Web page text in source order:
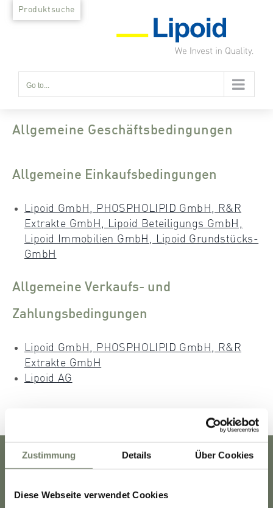
Zustimmung Details Über Cookies
Diese Webseite verwendet Cookies
Skip
Go to...
Allgemeine Geschäftsbedingungen
Allgemeine Einkaufsbedingungen
Lipoid GmbH, PHOSPHOLIPID GmbH, R&R
Extrakte GmbH, Lipoid Beteiligungs GmbH,
Lipoid Immobilien GmbH, Lipoid Grundstücks-
GmbH
Allgemeine Verkaufs- und
Zahlungsbedingungen
Lipoid GmbH, PHOSPHOLIPID GmbH, R&R
Extrakte GmbH
Lipoid AG
Innovation
Karriere
News & Media
Produktsuche